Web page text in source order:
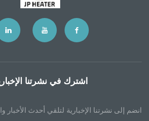
اشترك في نشرتنا الإخبارية
لتلقي أحدث الأخبار والتحديثات والرؤى من